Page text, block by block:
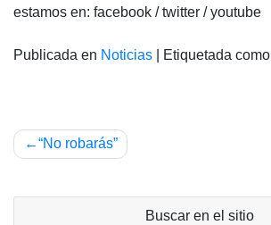
estamos en: facebook / twitter / youtube
Publicada en Noticias Etiquetada como
Navegación
entradas
“No robarás”
Buscar en el sitio